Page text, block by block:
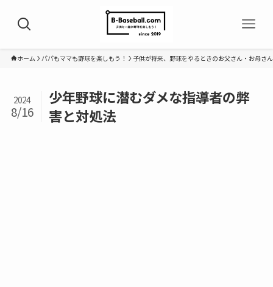
ホーム パパもママも野球を楽しもう！ 子供が将来、野球をやるときのお父さん・お母さ
少年野球に潜むダメな指導者の弊
害と対処法
2024
8/16